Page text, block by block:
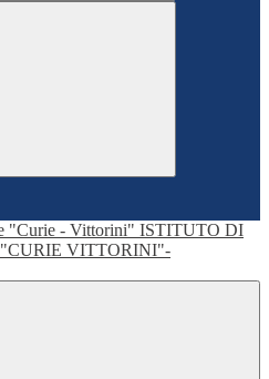
ISTITUTO DI
"CURIE VITTORINI"-